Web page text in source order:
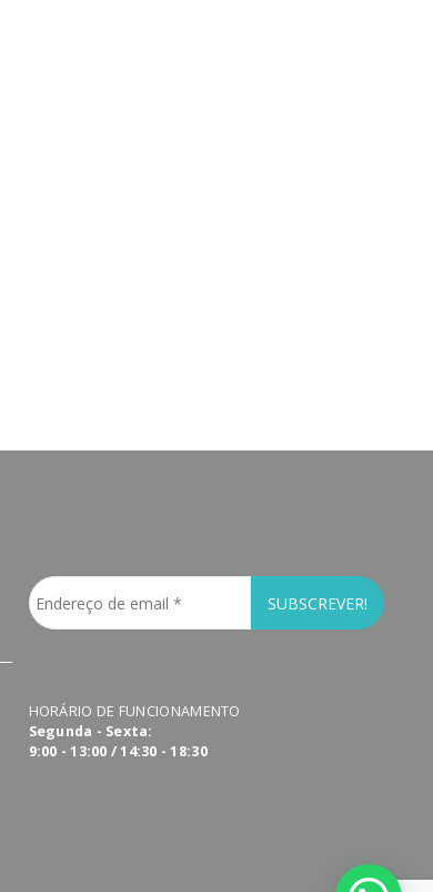
HORÁRIO DE FUNCIONAMENTO
Segunda - Sexta:
9:00 - 13:00 / 14:30 - 18:30